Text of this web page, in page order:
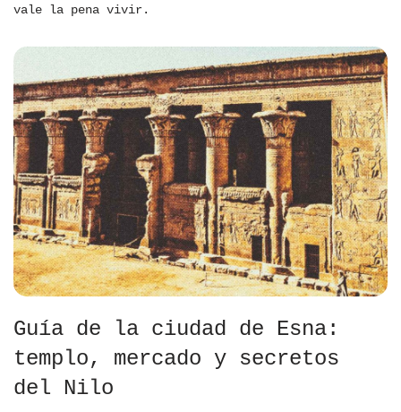
vale la pena vivir.
Guía de la ciudad de Esna:
templo, mercado y secretos
del Nilo